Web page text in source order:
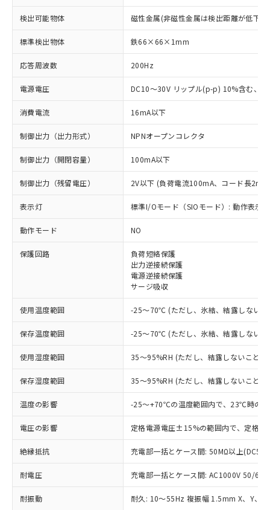
検出可能物体 磁性金属(非磁性金属は検出距離が低下し
標準検出物体 鉄66×66×1mm
応答周波数 200Hz
電源電圧 DC10～30V リップル(p-p) 10%含む、
消費電流 16mA以下
制御出力（出力形式） NPNオープンコレクタ
制御出力（開閉容量） 100mA以下
制御出力（残留電圧） 2V以下 (負荷電流100mA、コード長2m
表示灯 標準I/Oモード（SIOモード）: 動作表示
動作モード NO
保護回路
負荷短絡保護
出力逆接続保護
電源逆接続保護
サージ吸収
使用温度範囲 -25～70℃ (ただし、氷結、結露しないこ
保存温度範囲 -25～70℃ (ただし、氷結、結露しないこ
使用湿度範囲 35～95%RH (ただし、結露しないこと)
保存湿度範囲 35～95%RH (ただし、結露しないこと)
温度の影響 -25～+70℃の温度範囲内で、23℃時の
電圧の影響 定格電源電圧±15%の範囲内で、定格
絶縁抵抗 充電部一括とケース間: 50MΩ以上
耐電圧 充電部一括とケース間: AC1000V 50/
耐振動 耐久: 10～55Hz 複振幅 1.5mm X、Y、Z
ご利用条件
以下の条件をお読みいただき、同意のうえ
ご利用ください。
本サービスは、当社制御機器事業取扱
商品の当社在庫状況および標準価格
(税抜)を提供させていただくもので
当社制御機器事業取扱商品の中には、
本サービスの対象外となる商品もある
ことをご了承ください。
在庫状況および標準価格照会結果は、
記載している更新日時点での社内デー
※1 対応状況
対応済み：EU RoHS指令（10物質）の
非含有に対応した製品が提供可能な商品で
対応予定：EU RoHS指令（10物質）の非含
有に対応した製品に切り替える予定のある
商品です。
対応予定なし：EU RoHS指令（10物質）の
非含有に非対応の商品で、対応品を出す予
定はありません。
調査・確認中：EU RoHS指令（10物質）の
非含有の対応状況を調査中または確認中の
非該当品：ライセンス料など無形物で、有
害物質有無と関係のない商品です。
仕入先様の事情により、非含有部品として
むを得ず変更することがあります。
※1 中国RoHS○×表
「○」：最大均質材料含有率が中国RoHSの
基準値以下であることを示します。
「×」：最大均質材料含有率が中国RoHSの
基準値を超えていることを示します。
「－」：未確認です。当社販売部門へお問
当社は、これら貴社製品のうち、外国
（以下｢規制貨物等」という）を輸出